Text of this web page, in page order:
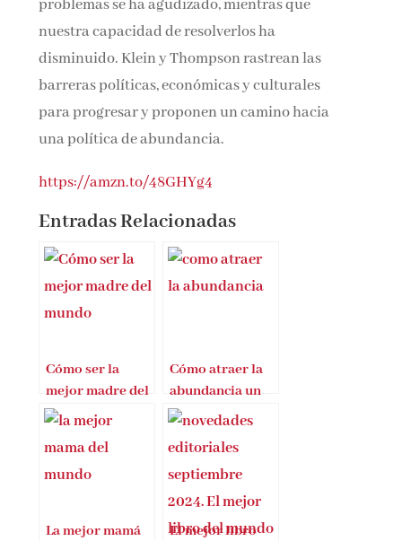
problemas se ha agudizado, mientras que
nuestra capacidad de resolverlos ha
disminuido. Klein y Thompson rastrean las
barreras políticas, económicas y culturales
para progresar y proponen un camino hacia
una política de abundancia.
https://amzn.to/48GHYg4
Entradas Relacionadas
Cómo ser la
mejor madre del
mundo
Cómo atraer la
abundancia un
libro inspirador
La mejor mamá
El mejor libro